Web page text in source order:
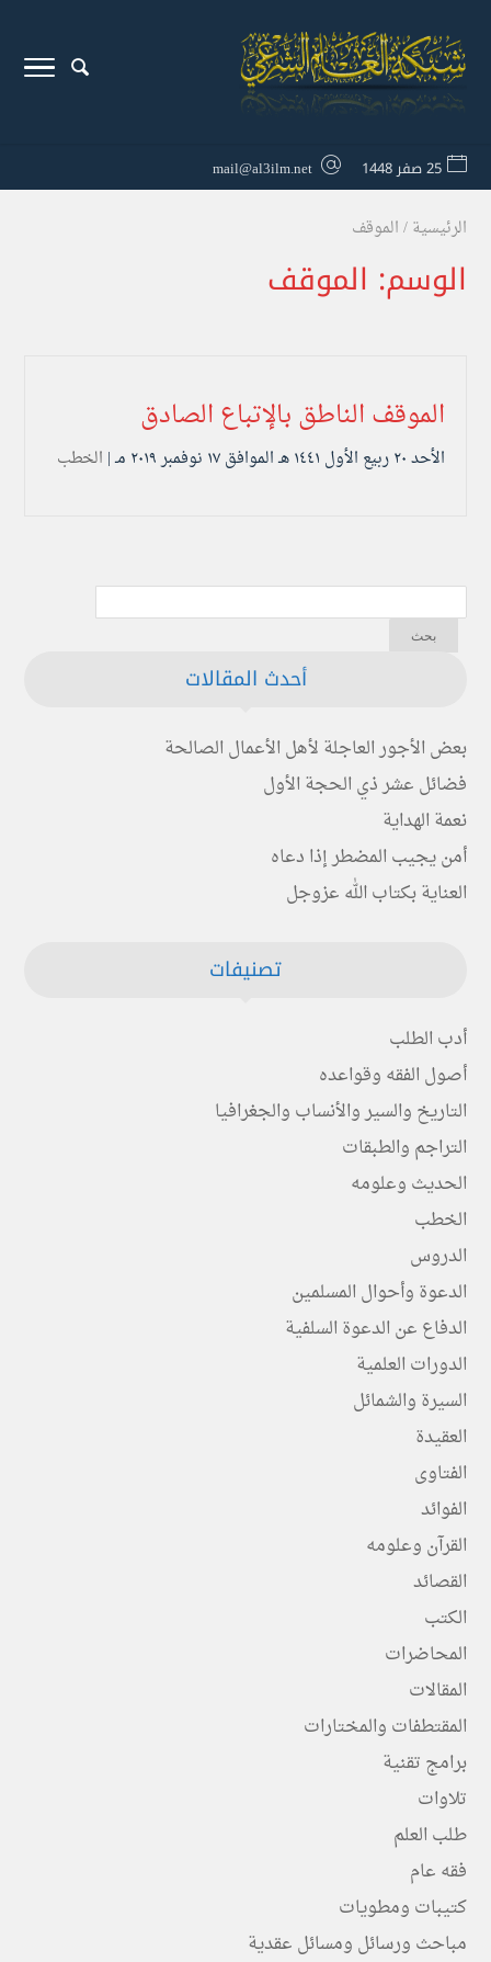
25 صفر 1448 mail@al3ilm.net
الرئيسية/الموقف
الوسم: الموقف
الموقف الناطق بالإتباع الصادق
الأحد ۲۰ ربيع الأول ۱٤٤۱ هـ الموافق ۱۷ نوفمبر ۲۰۱۹ مـ | الخطب
أحدث المقالات
بعض الأجور العاجلة لأهل الأعمال الصالحة
فضائل عشر ذي الحجة الأول
نعمة الهداية
أمن يجيب المضطر إذا دعاه
العناية بكتاب الله عزوجل
تصنيفات
أدب الطلب
أصول الفقه وقواعده
التاريخ والسير والأنساب والجغرافيا
التراجم والطبقات
الحديث وعلومه
الخطب
الدروس
الدعوة وأحوال المسلمين
الدفاع عن الدعوة السلفية
الدورات العلمية
السيرة والشمائل
العقيدة
الفتاوى
الفوائد
القرآن وعلومه
القصائد
الكتب
المحاضرات
المقالات
المقتطفات والمختارات
برامج تقنية
تلاوات
طلب العلم
فقه عام
كتيبات ومطويات
مباحث ورسائل ومسائل عقدية